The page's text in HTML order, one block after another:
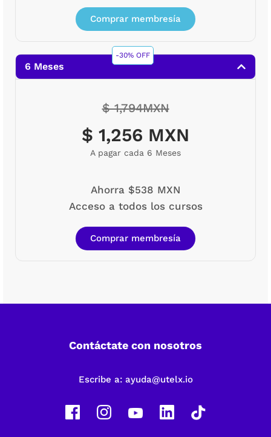
Comprar membresía
-30% OFF
6 Meses
$ 1,794MXN
$ 1,256 MXN
A pagar cada 6 Meses
Ahorra $538 MXN
Acceso a todos los cursos
Comprar membresía
Contáctate con nosotros
Escribe a: ayuda@utelx.io